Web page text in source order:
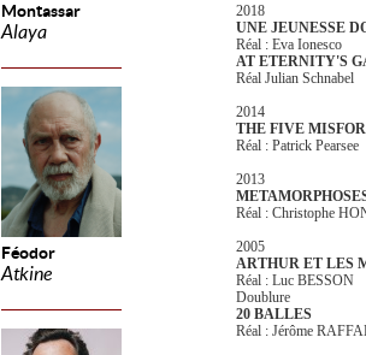
Montassar
Alaya
Féodor
Atkine
2018
UNE JEUNESSE
Réal : Eva Ionesco
AT ETERNITY'S
Réal Julian Schnabel
2014
THE FIVE
Réal : Patrick Pearsee
2013
Réal : Christophe
2005
ARTHUR ET LES
Réal : Luc BESSON
Doublure
20 BALLES
Réal : Jérôme